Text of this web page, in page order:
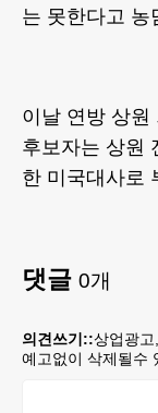
는 못한다고 농
이날 연방 상원
후보자는 상원
한 미국대사로
댓글 0개
의견쓰기::상업광
예고없이 삭제될수